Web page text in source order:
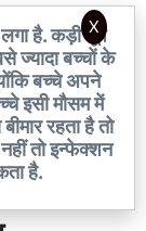
है. कड़ी धूप
ज्यादा बच्चों के
बच्चे अपने
इसी मौसम में
रहता है तो
तो इन्फेक्शन
है.
X